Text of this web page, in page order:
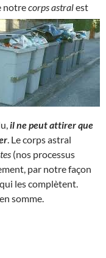
notrecorps astralest
il ne peut attirer que
. Le corps astral
(nos processus
par notre façon
les complètent.
, en somme.